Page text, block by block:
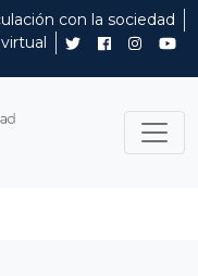
con la sociedad